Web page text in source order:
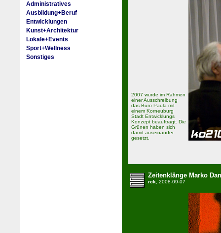
Administratives
Ausbildung+Beruf
Entwicklungen
Kunst+Architektur
Lokale+Events
Sport+Wellness
Sonstiges
2007 wurde im Rahmen
einer Ausschreibung
das Büro Paula mit
einem Korneuburg
Stadt Entwicklungs
Konzept beauftragt. Die
Grünen haben sich
damit auseinander
gesetzt.
Zeitenklänge Marko
rck, 2008-09-07